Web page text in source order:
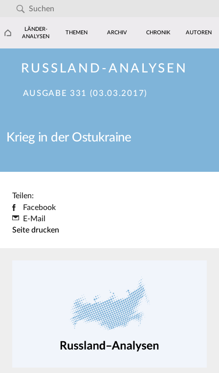
LÄNDER-
ANALYSEN
THEMEN ARCHIV CHRONIK AUTOREN
RUSSLAND-ANALYSEN
AUSGABE 331 (03.03.2017)
Krieg in der Ostukraine
Teilen:
Facebook
E-Mail
Seite drucken